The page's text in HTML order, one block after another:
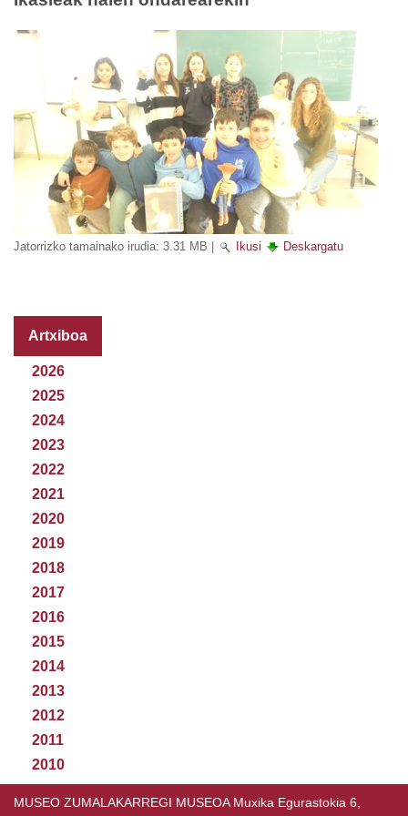
Jatorrizko tamainako irudia: 3.31 MB | Ikusi Deskargatu
Artxiboa
2026
2025
2024
2023
2022
2021
2020
2019
2018
2017
2016
2015
2014
2013
2012
2011
2010
MUSEO ZUMALAKARREGI MUSEOA Muxika Egurastokia 6,